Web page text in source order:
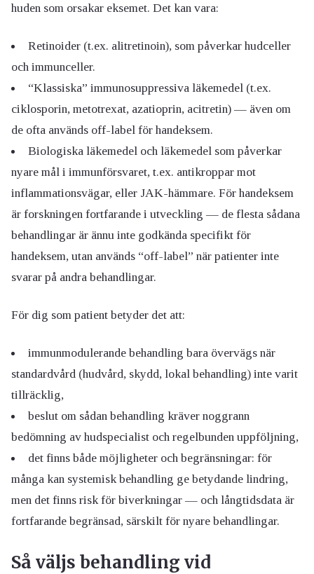
huden som orsakar eksemet. Det kan vara:
Retinoider (t.ex. alitretinoin), som påverkar hudceller
och immunceller.
“Klassiska” immunosuppressiva läkemedel (t.ex.
ciklosporin, metotrexat, azatioprin, acitretin) — även om
de ofta används off-label för handeksem.
Biologiska läkemedel och läkemedel som påverkar
nyare mål i immunförsvaret, t.ex. antikroppar mot
inflammationsvägar, eller JAK-hämmare. För handeksem
är forskningen fortfarande i utveckling — de flesta sådana
behandlingar är ännu inte godkända specifikt för
handeksem, utan används “off-label” när patienter inte
svarar på andra behandlingar.
För dig som patient betyder det att:
immunmodulerande behandling bara övervägs när
standardvård (hudvård, skydd, lokal behandling) inte varit
tillräcklig,
beslut om sådan behandling kräver noggrann
bedömning av hudspecialist och regelbunden uppföljning,
det finns både möjligheter och begränsningar: för
många kan systemisk behandling ge betydande lindring,
men det finns risk för biverkningar — och långtidsdata är
fortfarande begränsad, särskilt för nyare behandlingar.
Så väljs behandling vid